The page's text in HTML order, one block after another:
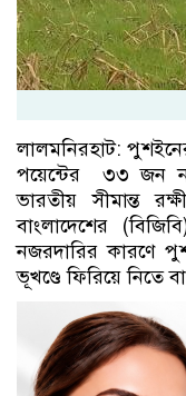
লালমনিরহাট:
পয়েন্টের ৩৩ জন
ভারতীয় সীমান্ত
বাংলাদেশের
নজরদারির কারণে
ভূখণ্ডে ফিরিয়ে নিতে